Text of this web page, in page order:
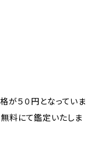
が５０円となっていま
料にて鑑定いたしま